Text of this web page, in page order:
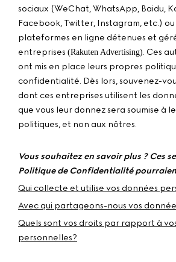
sociaux (WeChat, WhatsApp, Baidu,
Facebook, Twitter, Instagram, etc.) ou
plateformes en ligne détenues et
entreprises (Rakuten Advertising). Ces
ont mis en place leurs propres
confidentialité. Dès lors, souvenez-
dont ces entreprises utilisent les
que vous leur donnez sera soumise à
politiques, et non aux nôtres.
Vous souhaitez en savoir plus ? Ces
Politique de Confidentialité
Qui collecte et utilise vos données
Avec qui partageons-nous vos
Quels sont vos droits par rapport à
personnelles?